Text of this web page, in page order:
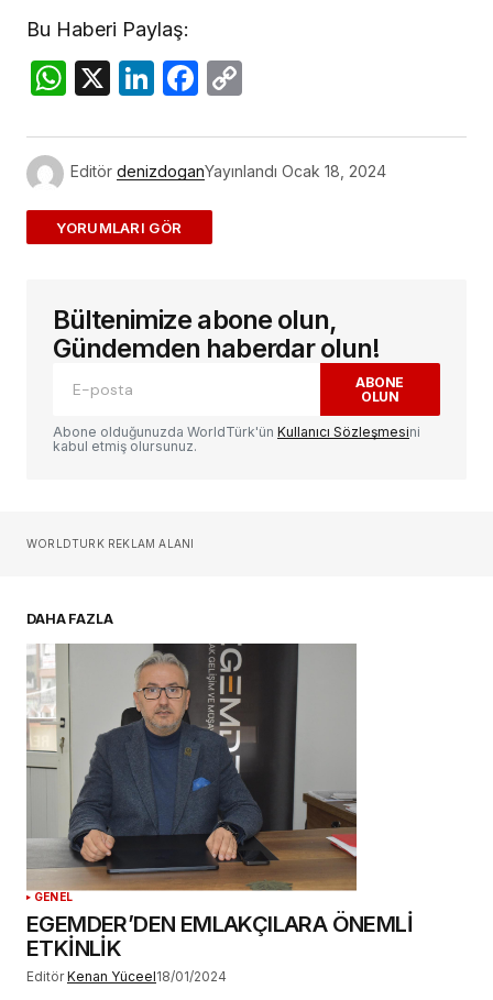
Bu Haberi Paylaş:
WhatsApp
X LinkedIn
Facebook
Editör denizdoganYayınlandı Ocak 18, 2024
ADD A COMMENT
E-posta adresiniz yayınlanmayacak.
alanlar*ile işaretlenmişlerdir
Yorum
Sizin adınız*
Daha sonraki yorumlarımda kullanılması için
adım, e-posta adresim ve site adresim bu
tarayıcıya kaydedilsin.
YORUM GÖNDER
Bültenimize abone olun,
Gündemden haberdar olun!
ABONE
OLUN
Abone olduğunuzda WorldTürk'ün Kullanıcı Sözleşmesini
kabul etmiş olursunuz.
WORLDTURK REKLAM ALANI
DAHA FAZLA
GENEL
EGEMDER’DEN EMLAKÇILARA ÖNEMLİ
ETKİNLİK
Editör Kenan Yüceel18/01/2024